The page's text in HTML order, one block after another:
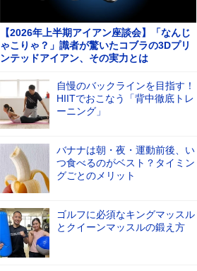
【2026年上半期アイアン座談会】「なんじ
ゃこりゃ？」識者が驚いたコブラの3Dプリ
ンテッドアイアン、その実力とは
自慢のバックラインを目指す！
HIITでおこなう「背中徹底トレ
ーニング」
バナナは朝・夜・運動前後、い
つ食べるのがベスト？タイミン
グごとのメリット
ゴルフに必須なキングマッスル
とクイーンマッスルの鍛え方